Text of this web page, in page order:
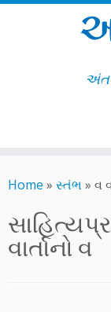
toHome » સ્તંભ » વ
વાર્તાનો વ